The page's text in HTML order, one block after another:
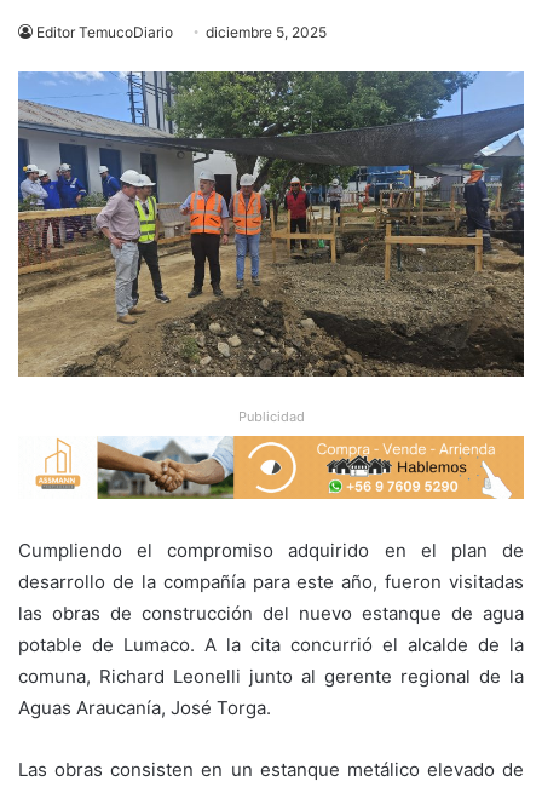
Editor TemucoDiario diciembre 5, 2025
Publicidad
Cumpliendo el compromiso adquirido en el plan de
desarrollo de la compañía para este año, fueron visitadas
las obras de construcción del nuevo estanque de agua
potable de Lumaco. A la cita concurrió el alcalde de la
comuna, Richard Leonelli junto al gerente regional de la
Aguas Araucanía, José Torga.
Las obras consisten en un estanque metálico elevado de